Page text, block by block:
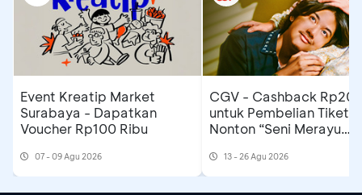
Event Kreatip Market
Surabaya - Dapatkan
Voucher Rp100 Ribu
07 - 09 Agu 2026
CGV - Cashback Rp20 ribu
untuk Pembelian Tiket
Nonton “Seni Merayu
13 - 26 Agu 2026